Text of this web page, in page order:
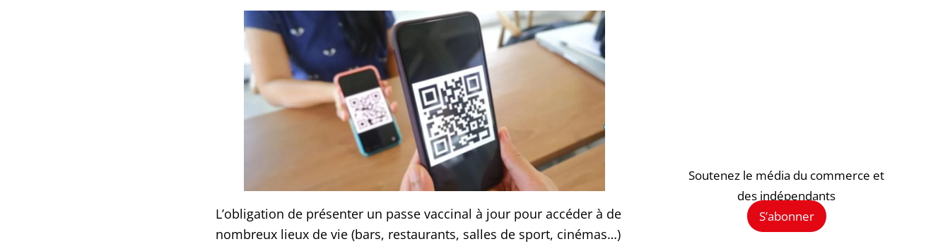
L’obligation de présenter un passe vaccinal à jour pour accéder à de
nombreux lieux de vie (bars, restaurants, salles de sport, cinémas…)
Soutenez le média du commerce et
des indépendants
S’abonner